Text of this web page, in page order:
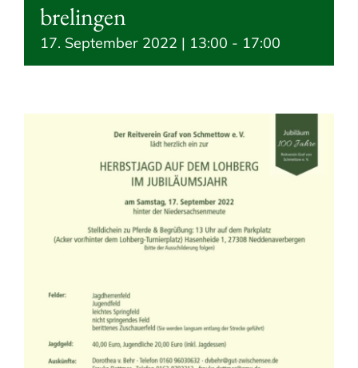
brelingen
17. September 2022 | 13:00 - 17:00